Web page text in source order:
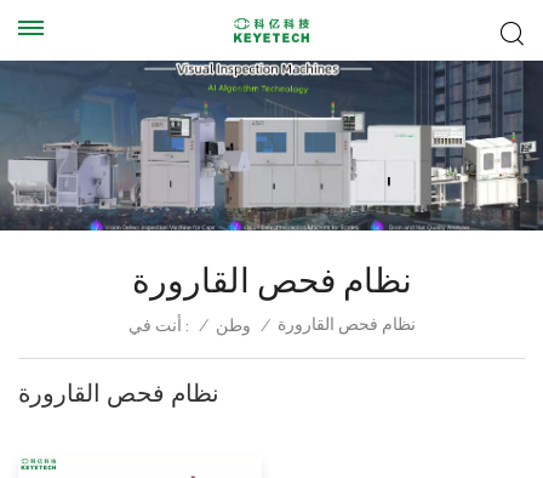
نظام فحص القارورة
أنت في : / وطن / نظام فحص القارورة
نظام فحص القارورة